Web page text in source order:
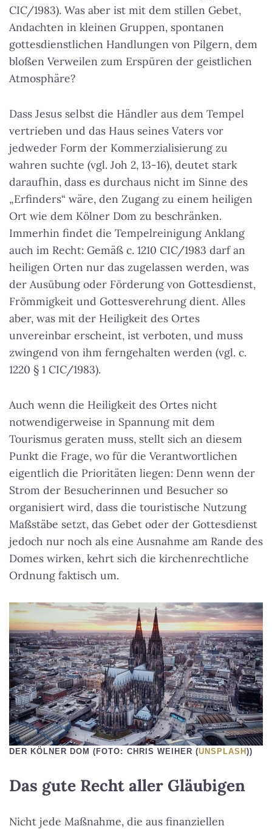
CIC/1983). Was aber ist mit dem stillen Gebet,
Andachten in kleinen Gruppen, spontanen
gottesdienstlichen Handlungen von Pilgern, dem
bloßen Verweilen zum Erspüren der geistlichen
Atmosphäre?
Dass Jesus selbst die Händler aus dem Tempel
vertrieben und das Haus seines Vaters vor
jedweder Form der Kommerzialisierung zu
wahren suchte (vgl. Joh 2, 13-16), deutet stark
daraufhin, dass es durchaus nicht im Sinne des
„Erfinders“ wäre, den Zugang zu einem heiligen
Ort wie dem Kölner Dom zu beschränken.
Immerhin findet die Tempelreinigung Anklang
auch im Recht: Gemäß c. 1210 CIC/1983 darf an
heiligen Orten nur das zugelassen werden, was
der Ausübung oder Förderung von Gottesdienst,
Frömmigkeit und Gottesverehrung dient. Alles
aber, was mit der Heiligkeit des Ortes
unvereinbar erscheint, ist verboten, und muss
zwingend von ihm ferngehalten werden (vgl. c.
1220 § 1 CIC/1983).
Auch wenn die Heiligkeit des Ortes nicht
notwendigerweise in Spannung mit dem
Tourismus geraten muss, stellt sich an diesem
Punkt die Frage, wo für die Verantwortlichen
eigentlich die Prioritäten liegen: Denn wenn der
Strom der Besucherinnen und Besucher so
organisiert wird, dass die touristische Nutzung
Maßstäbe setzt, das Gebet oder der Gottesdienst
jedoch nur noch als eine Ausnahme am Rande des
Domes wirken, kehrt sich die kirchenrechtliche
Ordnung faktisch um.
DER KÖLNER DOM (FOTO: CHRIS WEIHER (UNSPLASH))
Das gute Recht aller Gläubigen
Nicht jede Maßnahme, die aus finanziellen